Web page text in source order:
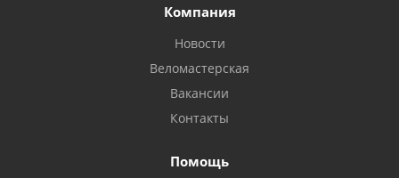
Компания
Новости
Веломастерская
Вакансии
Контакты
Помощь